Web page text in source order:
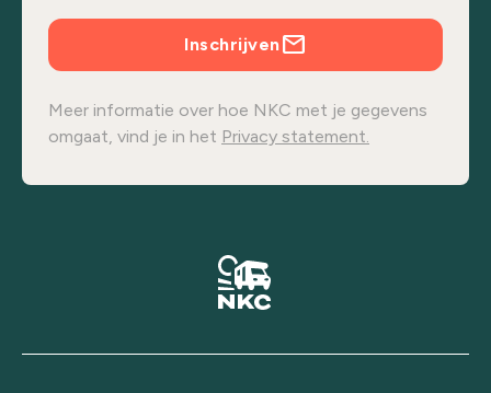
Inschrijven
Meer informatie over hoe NKC met je gegevens
omgaat, vind je in het Privacy statement.